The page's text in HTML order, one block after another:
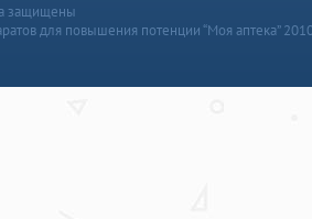
защищены
для повышения потенции “Моя аптека”